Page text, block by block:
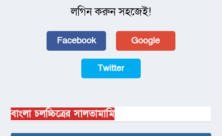
লগিন করুন সহজেই!
Facebook Google
Twitter
বাংলা চলচ্চিত্রের সালতামামি